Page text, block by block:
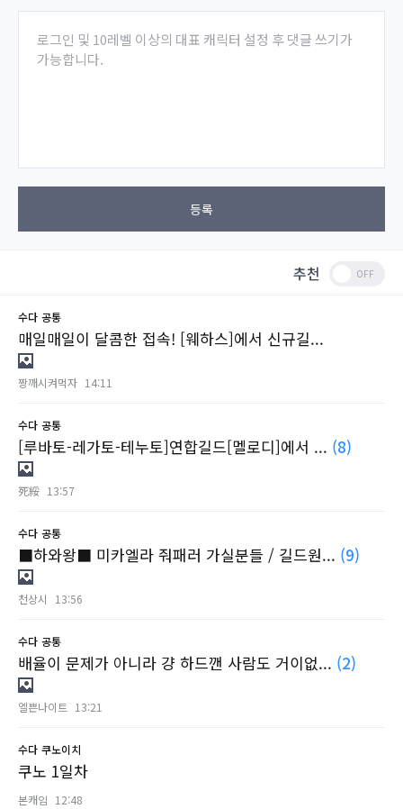
로그인 및 10레벨 이상의 대표 캐릭터 설정 후 댓글 쓰기가
가능합니다.
등록
추천
수다 공통
매일매일이 달콤한 접속! [웨하스]에서 신규길...
짱깨시켜먹자 14:11
수다 공통
[루바토-레가토-테누토]연합길드[멜로디]에서 ... (8)
死綏 13:57
수다 공통
■하와왕■ 미카엘라 줘패러 가실분들 / 길드원... (9)
천상시 13:56
수다 공통
배율이 문제가 아니라 걍 하드깬 사람도 거이없... (2)
엘쁜나이트 13:21
수다 쿠노이치
쿠노 1일차
본캐임 12:48